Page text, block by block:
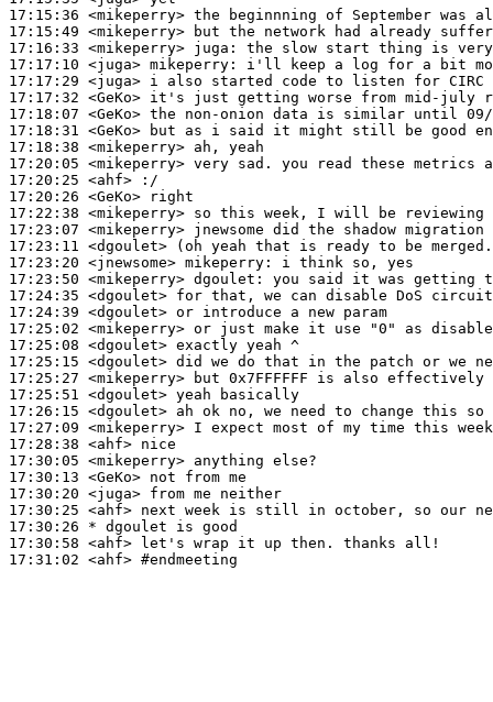
17:15:36 <mikeperry>
17:15:49 <mikeperry>
17:16:33 <mikeperry> juga:
17:17:10 <juga> mikeperry:
17:17:29 <juga>
17:17:32 <GeKo>
17:18:07 <GeKo>
17:18:31 <GeKo>
17:18:38 <mikeperry>
17:20:05 <mikeperry>
17:20:25 <ahf>
17:20:26 <GeKo>
17:22:38 <mikeperry>
17:23:07 <mikeperry>
17:23:11 <dgoulet>
17:23:20 <jnewsome> mikeperry:
17:23:50 <mikeperry> dgoulet:
17:24:35 <dgoulet>
17:24:39 <dgoulet>
17:25:02 <mikeperry>
17:25:08 <dgoulet>
17:25:15 <dgoulet>
17:25:27 <mikeperry>
17:25:51 <dgoulet>
17:26:15 <dgoulet>
17:27:09 <mikeperry>
17:28:38 <ahf>
17:30:05 <mikeperry>
17:30:13 <GeKo>
17:30:20 <juga>
17:30:25 <ahf>
17:30:26 * dgoulet
is good
17:30:58 <ahf>
17:31:02 <ahf> #endmeeting